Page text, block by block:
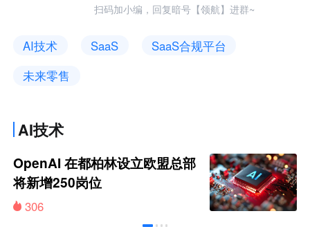
扫码加小编，回复暗号【领航】进群~
AI技术 SaaS
SaaS合规平台
未来零售
AI技术
OpenAI 在都柏林设立欧盟总部
将新增250岗位
306